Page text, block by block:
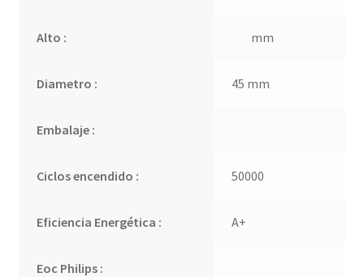
Alto : mm
Diametro : 45 mm
Embalaje :
Ciclos encendido : 50000
Eficiencia Energética : A+
Eoc Philips :